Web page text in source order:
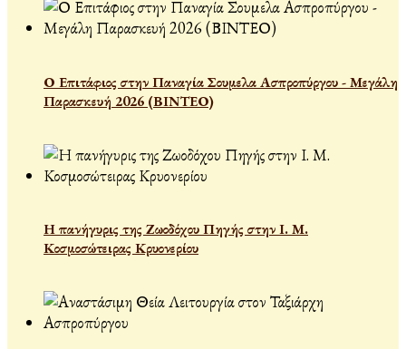
Ο Επιτάφιος στην Παναγία Σουμελα Ασπροπύργου - Μεγάλη
Παρασκευή 2026 (ΒΙΝΤΕΟ)
Η πανήγυρις της Ζωοδόχου Πηγής στην Ι. Μ.
Κοσμοσώτειρας Κρυονερίου